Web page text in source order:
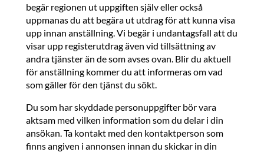
begär regionen ut uppgiften själv eller också
uppmanas du att begära ut utdrag för att kunna visa
upp innan anställning. Vi begär i undantagsfall att du
visar upp registerutdrag även vid tillsättning av
andra tjänster än de som avses ovan. Blir du aktuell
för anställning kommer du att informeras om vad
som gäller för den tjänst du sökt.
Du som har skyddade personuppgifter bör vara
aktsam med vilken information som du delar i din
ansökan. Ta kontakt med den kontaktperson som
finns angiven i annonsen innan du skickar in din